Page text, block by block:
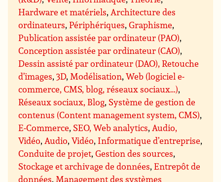
Hardware et matériels, Architecture des
ordinateurs,Périphériques,Graphisme,
Publication assistée par ordinateur (PAO),
Conception assistée par ordinateur (CAO),
Dessin assisté par ordinateur (DAO), Retouche
d’images,3D, Modélisation,Web (logiciel e-
commerce, CMS, blog, réseaux sociaux…),
Réseaux sociaux, Blog, Système de gestion de
contenus (Content management system, CMS),
E-Commerce, SEO, Web analytics, Audio,
Vidéo, Audio,Vidéo, Informatique d’entreprise,
Conduite de projet,Gestion des sources,
Stockage et archivage de données,Entrepôt de
données, Management des systèmes